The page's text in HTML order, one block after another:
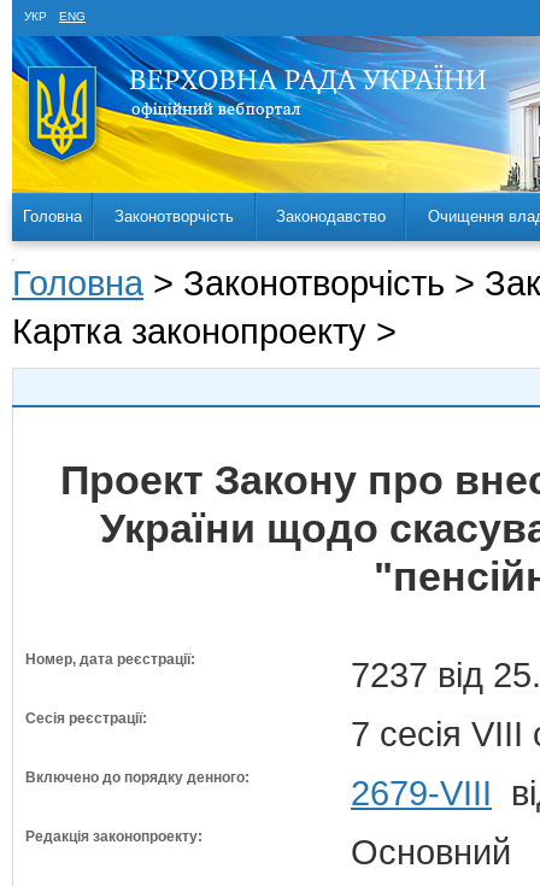
УКР ENG
Головна Законотворчість Законодавство Очищення
Головна > Законотворчість >
Картка законопроекту >
Проект Закону про
України щодо
Номер, дата реєстрації: 7237 від
Сесія реєстрації: 7 сесія VIII
Включено до порядку денного: 2679-VIII
Редакція законопроекту: Основний